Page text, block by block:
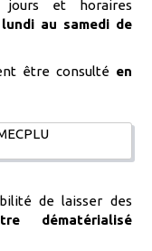
et horaires
au samedi de
être consulté en
de laisser des
dématérialisé